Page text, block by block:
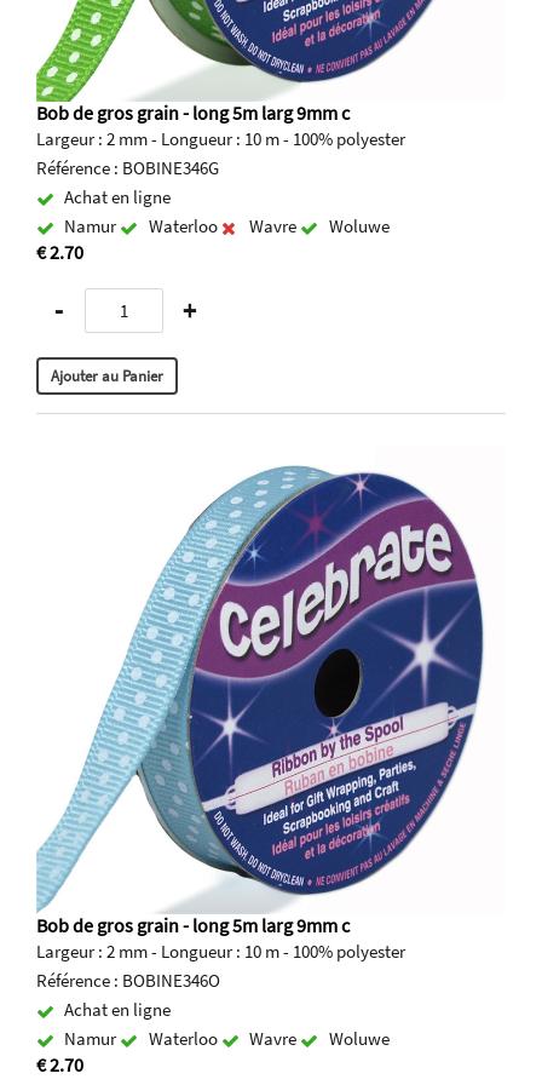
Bob de gros grain - long 5m larg 9mm c
Largeur : 2 mm - Longueur : 10 m - 100% polyester
Référence : BOBINE346G
Achat en ligne
Namur
Waterloo Wavre Woluwe
€ 2.70
- +
Bob de gros grain - long 5m larg 9mm c
Largeur : 2 mm - Longueur : 10 m - 100% polyester
Référence : BOBINE346O
Achat en ligne
Namur
Waterloo Wavre Woluwe
€ 2.70